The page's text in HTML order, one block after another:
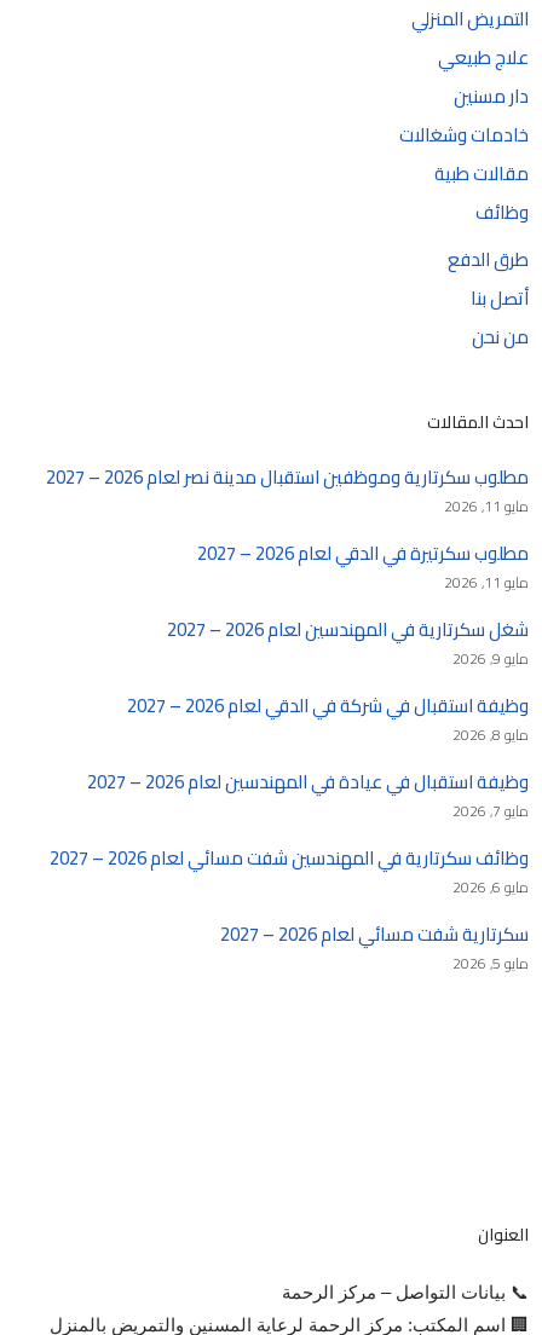
التمريض المنزلي
علاج طبيعي
دار مسنين
خادمات وشغالات
مقالات طبية
وظائف
طرق الدفع
أتصل بنا
من نحن
احدث المقالات
مطلوب سكرتارية وموظفين استقبال مدينة نصر لعام 2026 – 2027
مايو 11, 2026
مطلوب سكرتيرة في الدقي لعام 2026 – 2027
مايو 11, 2026
شغل سكرتارية في المهندسين لعام 2026 – 2027
مايو 9, 2026
وظيفة استقبال في شركة في الدقي لعام 2026 – 2027
مايو 8, 2026
وظيفة استقبال في عيادة في المهندسين لعام 2026 – 2027
مايو 7, 2026
وظائف سكرتارية في المهندسين شفت مسائي لعام 2026 – 2027
مايو 6, 2026
سكرتارية شفت مسائي لعام 2026 – 2027
مايو 5, 2026
العنوان
📞 بيانات التواصل – مركز الرحمة
🏢 اسم المكتب: مركز الرحمة لرعاية المسنين والتمريض بالمنزل